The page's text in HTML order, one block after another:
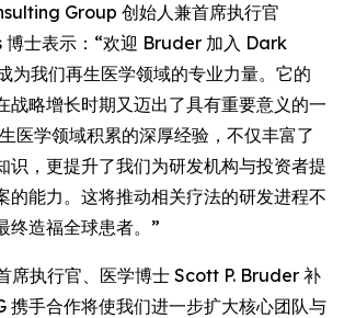
Group 创始人兼首席执行官
士表示：“欢迎 Bruder 加入 Dark
为我们再生医学领域的专业力量。它的
战略增长时期又迈出了具有重要意义的一
医学领域积累的深厚经验，不仅丰富了
识，更提升了我们为研发机构与投资者提
的能力。这将推动相关疗法的研发进程不
终造福全球患者。”
席执行官、医学博士 Scott P. Bruder 补
携手合作将使我们进一步扩大核心团队与